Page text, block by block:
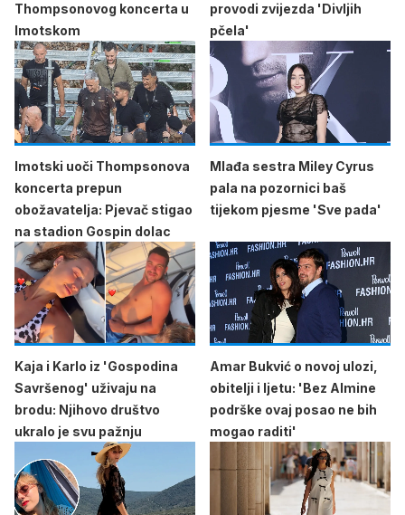
Thompsonovog koncerta u
Imotskom
provodi zvijezda 'Divljih
pčela'
Imotski uoči Thompsonova
koncerta prepun
obožavatelja: Pjevač stigao
na stadion Gospin dolac
Mlađa sestra Miley Cyrus
pala na pozornici baš
tijekom pjesme 'Sve pada'
Kaja i Karlo iz 'Gospodina
Savršenog' uživaju na
brodu: Njihovo društvo
ukralo je svu pažnju
Amar Bukvić o novoj ulozi,
obitelji i ljetu: 'Bez Almine
podrške ovaj posao ne bih
mogao raditi'